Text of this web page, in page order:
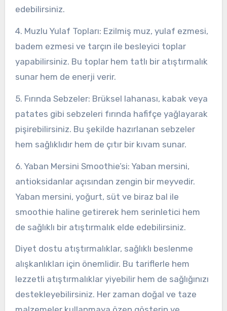
edebilirsiniz.
4. Muzlu Yulaf Topları: Ezilmiş muz, yulaf ezmesi,
badem ezmesi ve tarçın ile besleyici toplar
yapabilirsiniz. Bu toplar hem tatlı bir atıştırmalık
sunar hem de enerji verir.
5. Fırında Sebzeler: Brüksel lahanası, kabak veya
patates gibi sebzeleri fırında hafifçe yağlayarak
pişirebilirsiniz. Bu şekilde hazırlanan sebzeler
hem sağlıklıdır hem de çıtır bir kıvam sunar.
6. Yaban Mersini Smoothie’si: Yaban mersini,
antioksidanlar açısından zengin bir meyvedir.
Yaban mersini, yoğurt, süt ve biraz bal ile
smoothie haline getirerek hem serinletici hem
de sağlıklı bir atıştırmalık elde edebilirsiniz.
Diyet dostu atıştırmalıklar, sağlıklı beslenme
alışkanlıkları için önemlidir. Bu tariflerle hem
lezzetli atıştırmalıklar yiyebilir hem de sağlığınızı
destekleyebilirsiniz. Her zaman doğal ve taze